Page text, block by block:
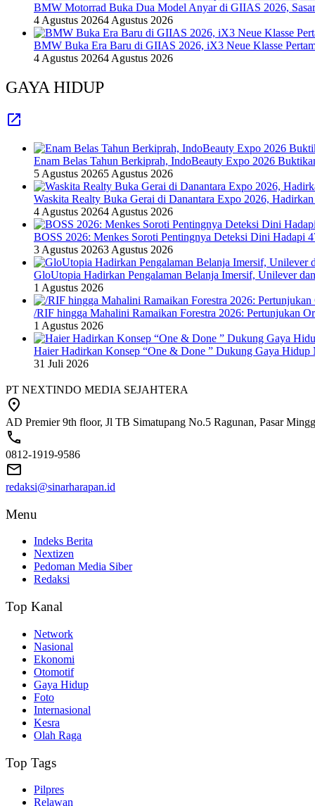
BMW Motorrad Buka Dua Model Anyar di GIIAS 2026, Sasar
4 Agustus 20264 Agustus 2026
BMW Buka Era Baru di GIIAS 2026, iX3 Neue Klasse
4 Agustus 20264 Agustus 2026
GAYA HIDUP
Enam Belas Tahun Berkiprah, IndoBeauty Expo 2026
5 Agustus 20265 Agustus 2026
Waskita Realty Buka Gerai di Danantara Expo 2026,
4 Agustus 20264 Agustus 2026
BOSS 2026: Menkes Soroti Pentingnya Deteksi Dini Hadapi
3 Agustus 20263 Agustus 2026
GloUtopia Hadirkan Pengalaman Belanja Imersif, Unilever
1 Agustus 2026
/RIF hingga Mahalini Ramaikan Forestra 2026: Pertunjukan
1 Agustus 2026
Haier Hadirkan Konsep “One & Done ” Dukung Gaya Hidup
31 Juli 2026
PT NEXTINDO MEDIA SEJAHTERA
AD Premier 9th floor, Jl TB Simatupang No.5 Ragunan, Pasar
0812-1919-9586
redaksi@sinarharapan.id
Menu
Indeks Berita
Nextizen
Pedoman Media Siber
Redaksi
Top Kanal
Network
Nasional
Ekonomi
Otomotif
Gaya Hidup
Foto
Internasional
Kesra
Olah Raga
Top Tags
Pilpres
Relawan